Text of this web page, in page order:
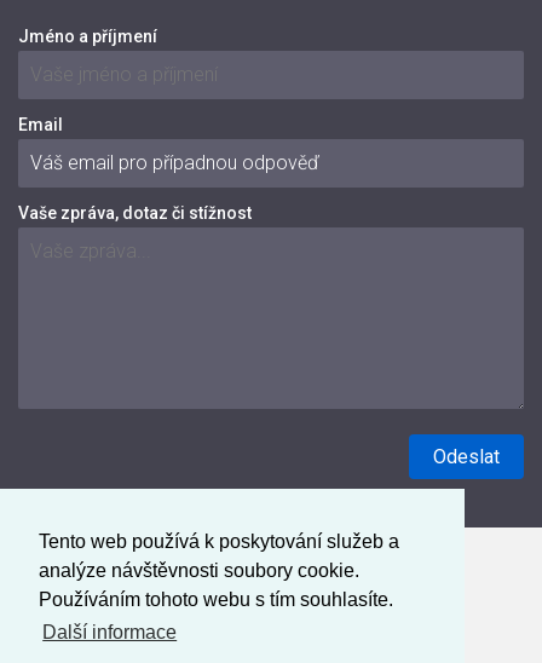
Tento web používá k poskytování služeb a
analýze návštěvnosti soubory cookie.
Používáním tohoto webu s tím souhlasíte.
Další informace
Jméno a příjmení
Email
Vaše zpráva, dotaz či stížnost